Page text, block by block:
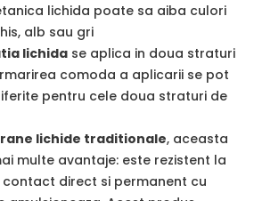
lichida poate sa aiba culori
alb sau gri
lichida se aplica in doua straturi
comoda a aplicarii se pot
pentru cele doua straturi de
lichide traditionale, aceasta
multe avantaje: este rezistent la
direct si permanent cu